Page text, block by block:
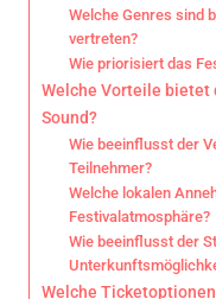
Welche Genres sind
vertreten?
Wie priorisiert das
Welche Vorteile bietet
Sound?
Wie beeinflusst der
Teilnehmer?
Welche lokalen
Festivalatmosphäre?
Wie beeinflusst der
Welche